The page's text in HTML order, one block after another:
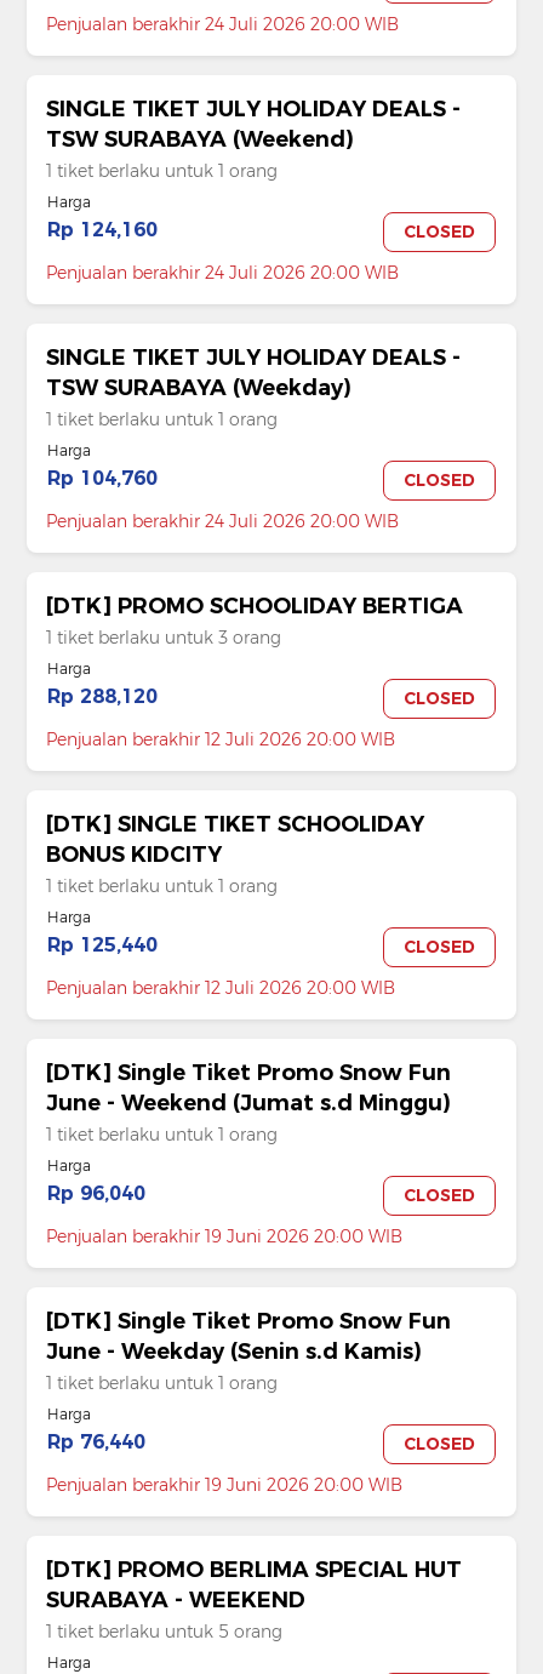
Penjualan berakhir 24 Juli 2026 20:00 WIB
SINGLE TIKET JULY HOLIDAY DEALS -
TSW SURABAYA (Weekend)
1 tiket berlaku untuk 1 orang
Harga
Rp 124,160
CLOSED
Penjualan berakhir 24 Juli 2026 20:00 WIB
SINGLE TIKET JULY HOLIDAY DEALS -
TSW SURABAYA (Weekday)
1 tiket berlaku untuk 1 orang
Harga
Rp 104,760
CLOSED
Penjualan berakhir 24 Juli 2026 20:00 WIB
[DTK] PROMO SCHOOLIDAY BERTIGA
1 tiket berlaku untuk 3 orang
Harga
Rp 288,120
CLOSED
Penjualan berakhir 12 Juli 2026 20:00 WIB
[DTK] SINGLE TIKET SCHOOLIDAY
BONUS KIDCITY
1 tiket berlaku untuk 1 orang
Harga
Rp 125,440
CLOSED
Penjualan berakhir 12 Juli 2026 20:00 WIB
[DTK] Single Tiket Promo Snow Fun
June - Weekend (Jumat s.d Minggu)
1 tiket berlaku untuk 1 orang
Harga
Rp 96,040
CLOSED
Penjualan berakhir 19 Juni 2026 20:00 WIB
[DTK] Single Tiket Promo Snow Fun
June - Weekday (Senin s.d Kamis)
1 tiket berlaku untuk 1 orang
Harga
Rp 76,440
CLOSED
Penjualan berakhir 19 Juni 2026 20:00 WIB
[DTK] PROMO BERLIMA SPECIAL HUT
SURABAYA - WEEKEND
1 tiket berlaku untuk 5 orang
Harga